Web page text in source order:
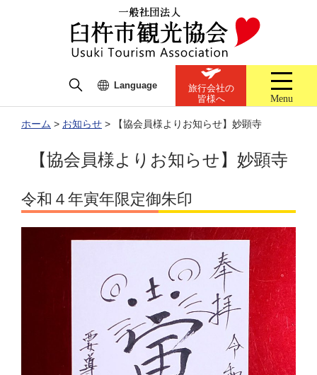
Language
旅行会社の
皆様へ
Menu
ホーム > お知らせ > 【協会員様よりお知らせ】妙顕寺
【協会員様よりお知らせ】妙顕寺
令和４年寅年限定御朱印